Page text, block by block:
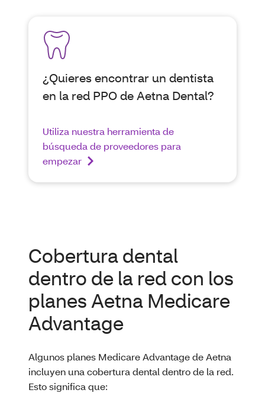
¿Quieres encontrar un dentista
en la red PPO de Aetna Dental?
Utiliza nuestra herramienta de
búsqueda de proveedores para
empezar
Cobertura dental
dentro de la red con los
planes Aetna Medicare
Advantage
Algunos planes Medicare Advantage de Aetna
incluyen una cobertura dental dentro de la red.
Esto significa que: